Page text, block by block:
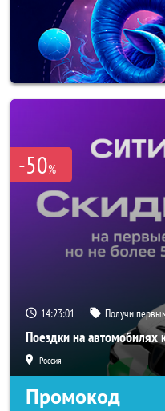
-50%
14:23:00 Получи
Поездки на автомобилях
Россия
Промокод